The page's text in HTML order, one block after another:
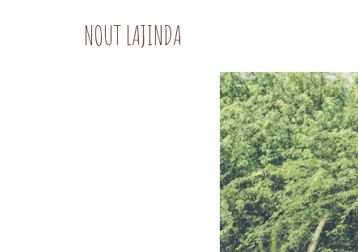
NOUT LAJINDA